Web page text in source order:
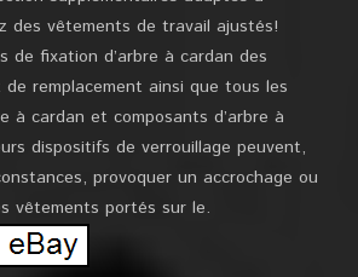
des vêtements de travail ajustés!
de fixation d’arbre à cardan des
remplacement ainsi que tous les
à cardan et composants d’arbre à
dispositifs de verrouillage peuvent,
provoquer un accrochage ou
vêtements portés sur le.